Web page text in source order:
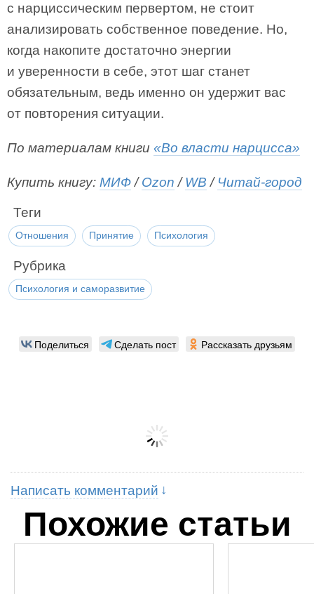
с нарциссическим первертом, не стоит
анализировать собственное поведение. Но,
когда накопите достаточно энергии
и уверенности в себе, этот шаг станет
обязательным, ведь именно он удержит вас
от повторения ситуации­.
По материалам книги «Во власти нарцисса»
Купить книгу: МИФ/Ozon /WB / Читай-город
Теги
Отношения Принятие Психология
Рубрика
Психология и саморазвитие
Поделиться Сделать пост Рассказать друзьям
Написать комментарий
Похожие статьи